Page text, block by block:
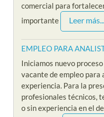
comercial para
importante
Leer más...
EMPLEO PARA
Iniciamos nuevo
vacante de empleo
experiencia. Para la
profesionales técnicos,
o sin experiencia en el